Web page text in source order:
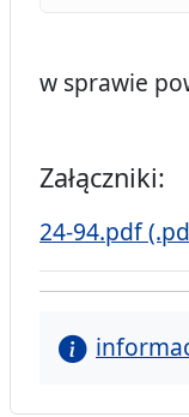
w sprawie
Załączniki:
24-94.pdf